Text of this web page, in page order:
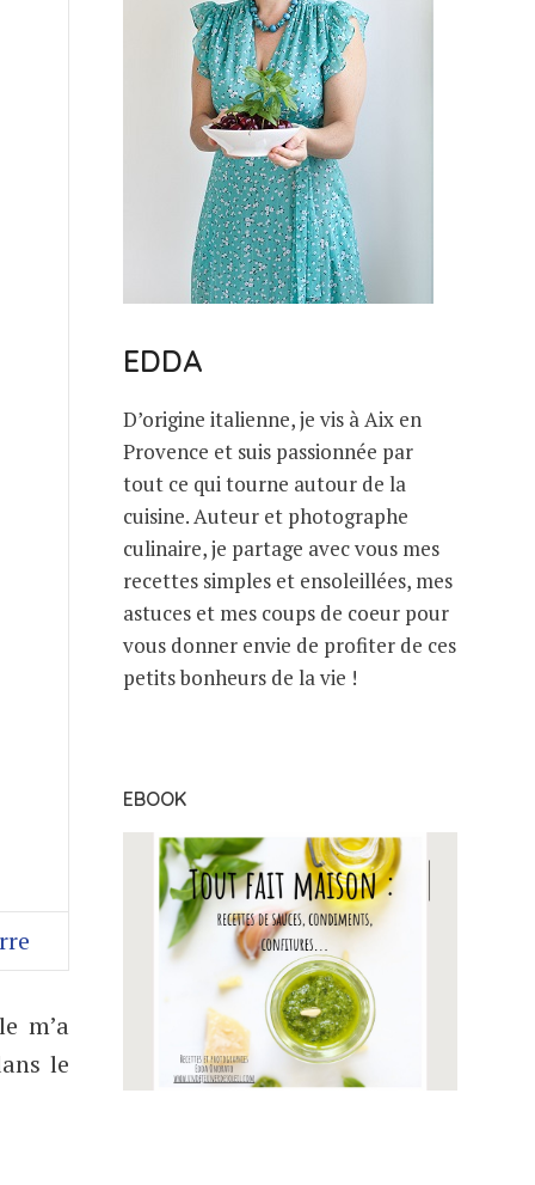
m’a
le
EDDA
D’origine italienne, je vis à Aix en
Provence et suis passionnée par
tout ce qui tourne autour de la
cuisine. Auteur et photographe
culinaire, je partage avec vous mes
recettes simples et ensoleillées, mes
astuces et mes coups de coeur pour
vous donner envie de profiter de ces
petits bonheurs de la vie !
EBOOK